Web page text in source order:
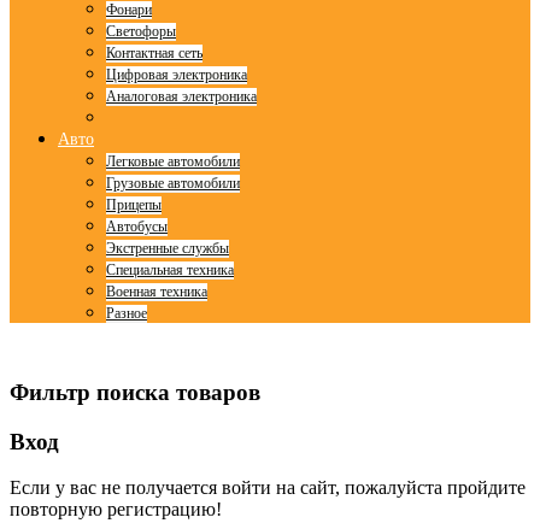
Фонари
Светофоры
Контактная сеть
Цифровая электроника
Аналоговая электроника
Авто
Легковые автомобили
Грузовые автомобили
Прицепы
Автобусы
Экстренные службы
Специальная техника
Военная техника
Разное
Фильтр поиска товаров
Вход
Если у вас не получается войти на сайт, пожалуйста пройдите
повторную регистрацию!